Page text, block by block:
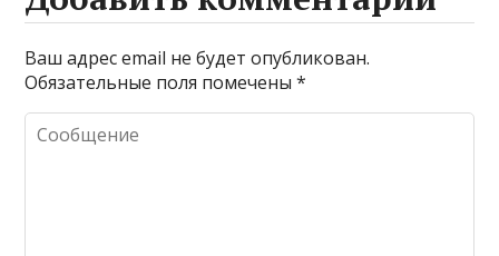
Ваш адрес email не будет опубликован.
Обязательные поля помечены*